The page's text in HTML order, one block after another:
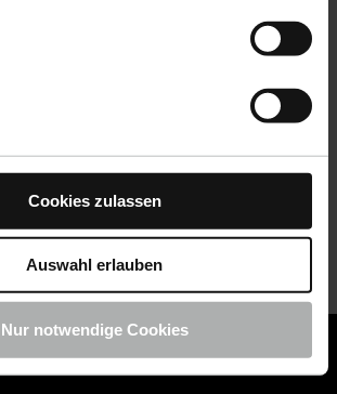
Cookies zulassen
Auswahl erlauben
Nur notwendige Cookies
ist jetzt Teil von KochChemie -
Produkte shoppen